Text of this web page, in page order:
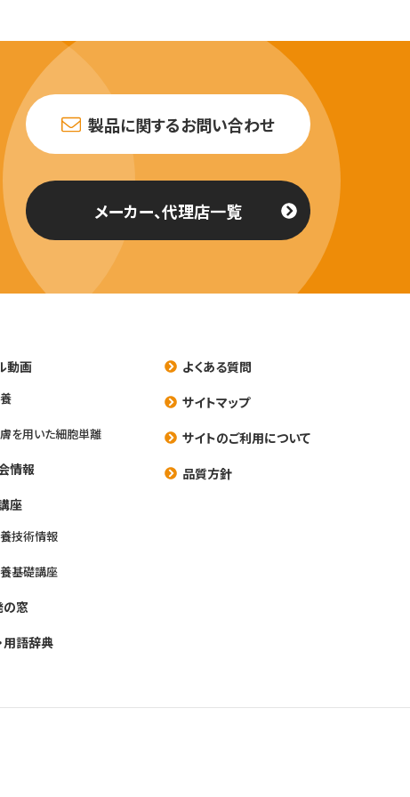
製品に関するお問い合わせ
メーカー、代理店一覧
動画
を用いた細胞単離
情報
座
技術情報
基礎講座
の窓
用語辞典
よくある質問
サイトマップ
サイトのご利用について
品質方針